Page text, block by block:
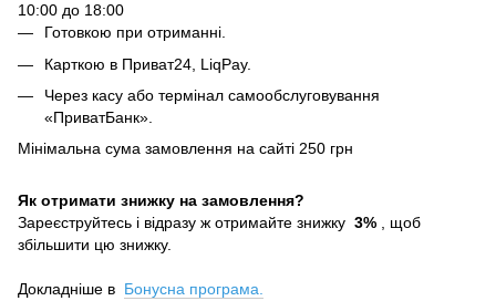
10:00 до 18:00
Готовкою при отриманні.
Карткою в Приват24, LiqPay.
Через касу або термінал самообслуговування
«ПриватБанк».
Мінімальна сума замовлення на сайті 250 грн
Як отримати знижку на замовлення?
Зареєструйтесь і відразу ж отримайте знижку 3% , щоб
збільшити цю знижку.
Докладніше в Бонусна програма.